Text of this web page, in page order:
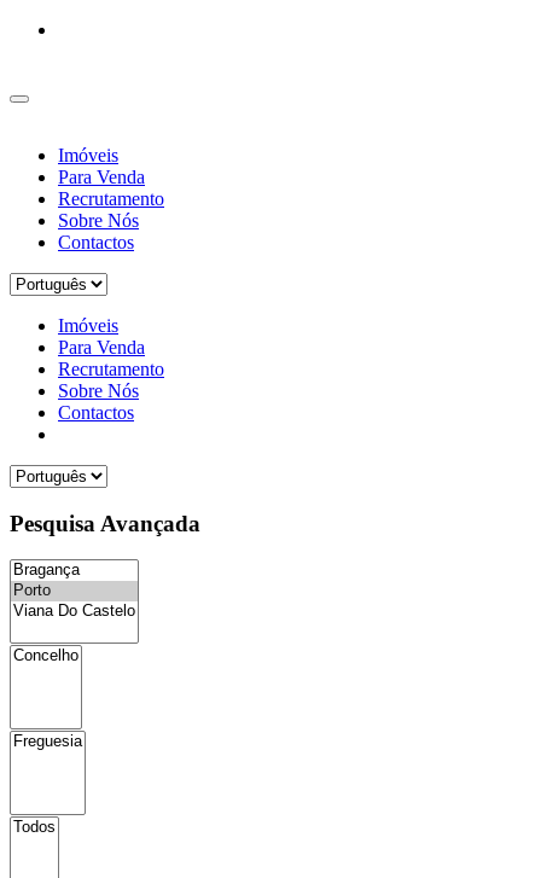
Imóveis
Para Venda
Recrutamento
Sobre Nós
Contactos
Imóveis
Para Venda
Recrutamento
Sobre Nós
Contactos
Pesquisa Avançada